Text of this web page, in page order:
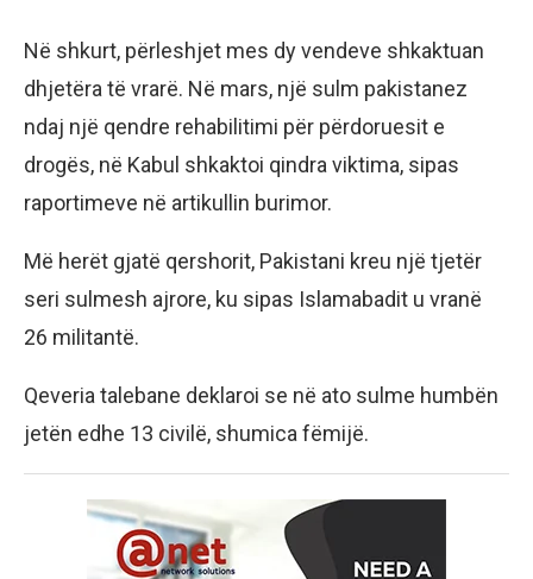
Në shkurt, përleshjet mes dy vendeve shkaktuan
dhjetëra të vrarë. Në mars, një sulm pakistanez
ndaj një qendre rehabilitimi për përdoruesit e
drogës, në Kabul shkaktoi qindra viktima, sipas
raportimeve në artikullin burimor.
Më herët gjatë qershorit, Pakistani kreu një tjetër
seri sulmesh ajrore, ku sipas Islamabadit u vranë
26 militantë.
Qeveria talebane deklaroi se në ato sulme humbën
jetën edhe 13 civilë, shumica fëmijë.